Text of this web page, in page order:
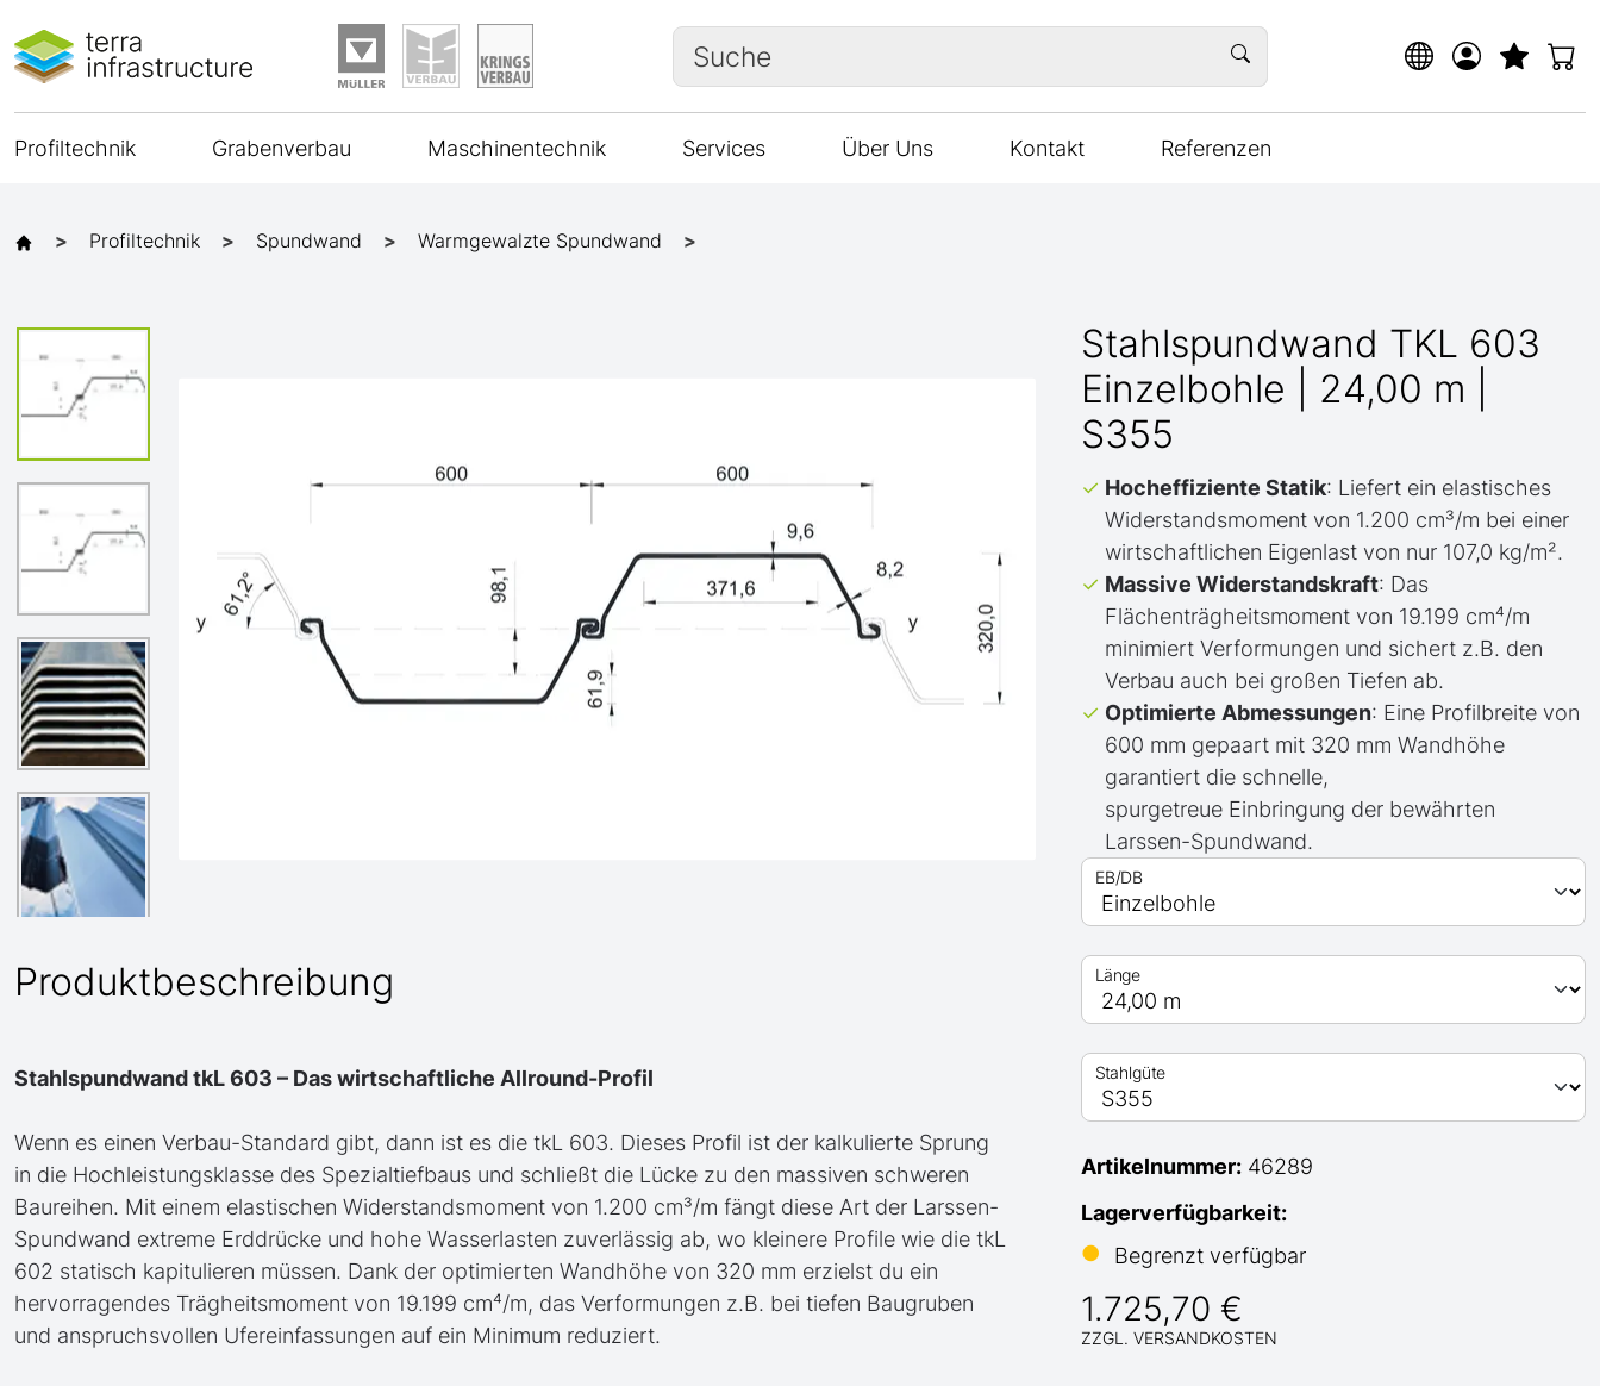
Suche
Profiltechnik Grabenverbau Maschinentechnik Services Über Uns Kontakt Referenzen
Profiltechnik Spundwand Warmgewalzte Spundwand
Produktbeschreibung
Stahlspundwand tkL 603 – Das wirtschaftliche Allround-Profil
Wenn es einen Verbau-Standard gibt, dann ist es die tkL 603. Dieses Profil ist der kalkulierte Sprung
in die Hochleistungsklasse des Spezialtiefbaus und schließt die Lücke zu den massiven schweren
Baureihen. Mit einem elastischen Widerstandsmoment von 1.200 cm³/m fängt diese Art der Larssen-
Spundwand extreme Erddrücke und hohe Wasserlasten zuverlässig ab, wo kleinere Profile wie die tkL
602 statisch kapitulieren müssen. Dank der optimierten Wandhöhe von 320 mm erzielst du ein
hervorragendes Trägheitsmoment von 19.199 cm⁴/m, das Verformungen z.B. bei tiefen Baugruben
und anspruchsvollen Ufereinfassungen auf ein Minimum reduziert.
Stahlspundwand TKL 603
Einzelbohle | 24,00 m |
S355
Hocheffiziente Statik: Liefert ein elastisches
Widerstandsmoment von 1.200 cm³/m bei einer
wirtschaftlichen Eigenlast von nur 107,0 kg/m².
Massive Widerstandskraft: Das
Flächenträgheitsmoment von 19.199 cm⁴/m
minimiert Verformungen und sichert z.B. den
Verbau auch bei großen Tiefen ab.
Optimierte Abmessungen: Eine Profilbreite von
600 mm gepaart mit 320 mm Wandhöhe
garantiert die schnelle,
spurgetreue Einbringung der bewährten
Larssen-Spundwand.
EB/DB
Länge
Stahlgüte
Artikelnummer: 46289
Lagerverfügbarkeit:
●
Begrenzt verfügbar
1.725,70 €
ZZGL. VERSANDKOSTEN